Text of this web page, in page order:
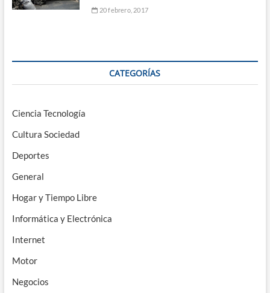
20 febrero, 2017
CATEGORÍAS
Ciencia Tecnología
Cultura Sociedad
Deportes
General
Hogar y Tiempo Libre
Informática y Electrónica
Internet
Motor
Negocios